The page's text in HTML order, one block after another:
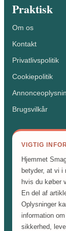
Praktisk
Om os
Kontakt
Privatlivspolitik
Cookiepolitik
Brugsvilkår
VIGTIG
Hjemmet
betyder, at vi
hvis du køber
En del af
Oplysninger
information
sikkerhed,